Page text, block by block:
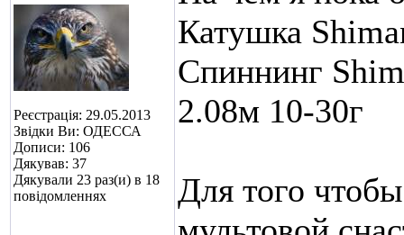
Реєстрація: 29.05.2013
Звідки Ви: ОДЕССА
Дописи: 106
Дякував: 37
Дякували 23 раз(и) в 18
повідомленнях
Катушка
Спиннинг
2.08м 10-30г
Для того